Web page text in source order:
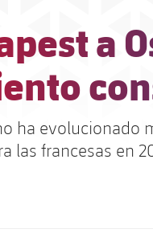
a
ha evolucionado
las francesas en